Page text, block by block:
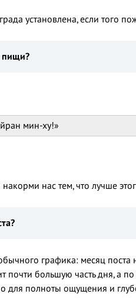
установлена, если того
пищи?
мин-ху!»
нас тем, что лучше
графика: месяц поста
почти большую часть дня, а
для полноты ощущения и